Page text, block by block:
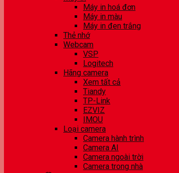
Máy in hoá đơn
Máy in màu
Máy in đen trắng
Thẻ nhớ
Webcam
VSP
Logitech
Hãng camera
Xem tất cả
Tiandy
TP-Link
EZVIZ
IMOU
Loại camera
Camera hành trình
Camera AI
Camera ngoài trời
Camera trong nhà